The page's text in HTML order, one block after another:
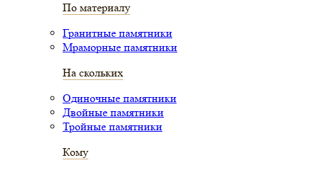
По материалу
Гранитные памятники
Мраморные памятники
На скольких
Одиночные памятники
Двойные памятники
Тройные памятники
Кому